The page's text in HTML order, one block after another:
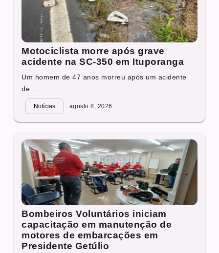
Motociclista morre após grave
acidente na SC-350 em Ituporanga
Um homem de 47 anos morreu após um acidente
de...
Notícias agosto 8, 2026
Bombeiros Voluntários iniciam
capacitação em manutenção de
motores de embarcações em
Presidente Getúlio